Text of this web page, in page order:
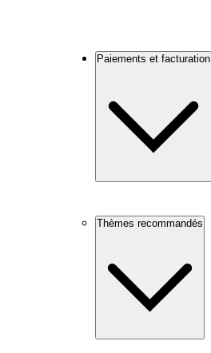
Paiements et facturation
Thèmes recommandés